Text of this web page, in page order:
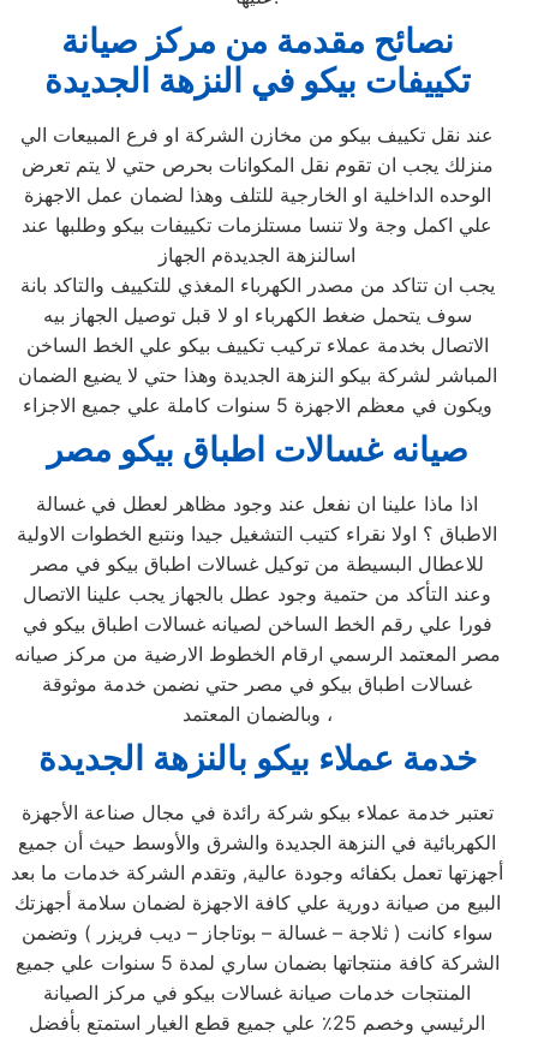
نصائح مقدمة من مركز صيانة
تكييفات بيكو في النزهة الجديدة
عند نقل تكييف بيكو من مخازن الشركة او فرع المبيعات الي
منزلك يجب ان تقوم نقل المكوانات بحرص حتي لا يتم تعرض
الوحده الداخلية او الخارجية للتلف وهذا لضمان عمل الاجهزة
علي اكمل وجة ولا تنسا مستلزمات تكييفات بيكو وطلبها عند
اسالنزهة الجديدةم الجهاز
يجب ان تتاكد من مصدر الكهرباء المغذي للتكييف والتاكد بانة
سوف يتحمل ضغط الكهرباء او لا قبل توصيل الجهاز بيه
الاتصال بخدمة عملاء تركيب تكييف بيكو علي الخط الساخن
المباشر لشركة بيكو النزهة الجديدة وهذا حتي لا يضيع الضمان
ويكون في معظم الاجهزة 5 سنوات كاملة علي جميع الاجزاء
صيانه غسالات اطباق بيكو مصر
اذا ماذا علينا ان نفعل عند وجود مظاهر لعطل في غسالة
الاطباق ؟ اولا نقراء كتيب التشغيل جيدا ونتبع الخطوات الاولية
للاعطال البسيطة من توكيل غسالات اطباق بيكو في مصر
وعند التأكد من حتمية وجود عطل بالجهاز يجب علينا الاتصال
فورا علي رقم الخط الساخن لصيانه غسالات اطباق بيكو في
مصر المعتمد الرسمي ارقام الخطوط الارضية من مركز صيانه
غسالات اطباق بيكو في مصر حتي نضمن خدمة موثوقة
وبالضمان المعتمد ،
خدمة عملاء بيكو بالنزهة الجديدة
تعتبر خدمة عملاء بيكو شركة رائدة في مجال صناعة الأجهزة
الكهربائية في النزهة الجديدة والشرق والأوسط حيث أن جميع
أجهزتها تعمل بكفائه وجودة عالية, وتقدم الشركة خدمات ما بعد
البيع من صيانة دورية علي كافة الاجهزة لضمان سلامة أجهزتك
سواء كانت ( ثلاجة – غسالة – بوتاجاز – ديب فريزر ) وتضمن
الشركة كافة منتجاتها بضمان ساري لمدة 5 سنوات علي جميع
المنتجات خدمات صيانة غسالات بيكو في مركز الصيانة
الرئيسي وخصم 25٪ علي جميع قطع الغيار استمتع بأفضل